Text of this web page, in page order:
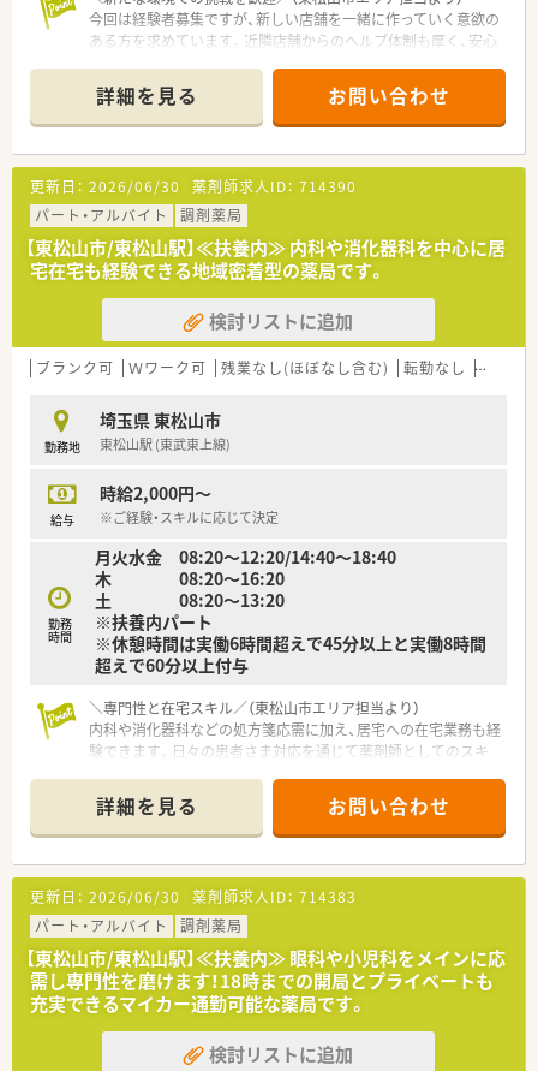
今回は経験者募集ですが、新しい店舗を一緒に作っていく意欲の
ある方を求めています。近隣店舗からのヘルプ体制も厚く、安心
＊------------------------------------------＊
【店舗情報と応需状況について】
■2026年9月に東松山市の病院門前にて、大規模な調剤薬局とし
て新たに開局する予定の店舗です。
■主に応需する科目は整形外科や内科となっており、1日あたり
100枚から120枚を想定しています。
■薬剤師5名と事務5名の計10名体制を予定しており、協力しな
がら業務に取り組める環境です。
【募集背景と求める人物像について】
■新規開局に伴う大規模な人員募集となっており、新しい店舗の
土台を一緒に作る方を求めています。
■調剤業務の経験がある方を対象としており、即戦力として現場
をリードできる方を歓迎いたします。
実に対応できる方を募集しています。
【法人特徴について】
安定感のある経営を続けています。
■病院やクリニックの門前に特化して出店しているため、薬剤師
■店舗間の距離が近く相互に助け合える体制があるため、急な休
みでも柔軟に対応できる会社です。
詳細を見る お問い合わせ
更新日： 2026/06/30 薬剤師求人ID： 714390
パート・アルバイト
調剤薬局
【東松山市/東松山駅】≪扶養内≫ 内科や消化器科を中心に居
宅在宅も経験できる地域密着型の薬局です。
検討リストに追加
ブランク可 Ｗワーク可 残業なし(ほぼなし含む) 転勤なし 車通勤
勤務地
埼玉県 東松山市
東松山駅 (東武東上線)
給与
時給2,000円～
※ご経験・スキルに応じて決定
勤務
時間
月火水金 08:20～12:20/14:40～18:40
木 08:20～16:20
土 08:20～13:20
※扶養内パート
※休憩時間は実働6時間超えで45分以上と実働8時間
超えで60分以上付与
＼専門性と在宅スキル／（東松山市エリア担当より）
内科や消化器科などの処方箋応需に加え、居宅への在宅業務も経
験できます。日々の患者さま対応を通じて薬剤師としてのスキ
【店舗情報と応需状況について】
■東松山市に位置し東松山駅から車で6分ほどのアクセスで、マ
イカー通勤も可能な通いやすい立地環境です。
■近隣のクリニックから内科や消化器科などをメインに応需し
ており、1日の処方箋枚数は30枚から40枚です。
■外来の患者さまへの対応に加えて居宅への在宅業務にも取り
組んでおり、地域医療に幅広く貢献できる薬局です。
【法人特徴について】
■埼玉県を中心に複数の店舗を展開しており、地域医療に欠かせ
ない調剤薬局を目指して成長を続ける会社です。
■現場への思いやりが強い代表のもと、本部と店舗間の風通しが
詳細を見る お問い合わせ
更新日： 2026/06/30 薬剤師求人ID： 714383
パート・アルバイト
調剤薬局
【東松山市/東松山駅】≪扶養内≫ 眼科や小児科をメインに応
需し専門性を磨けます！18時までの開局とプライベートも
充実できるマイカー通勤可能な薬局です。
検討リストに追加